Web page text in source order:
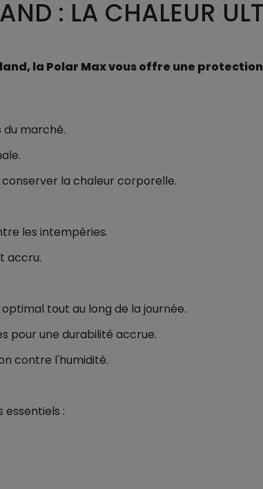
: LA CHALEUR
la Polar Max vous offre une
du marché.
la chaleur corporelle.
les intempéries.
accru.
tout au long de la journée.
pour une durabilité accrue.
contre l'humidité.
: